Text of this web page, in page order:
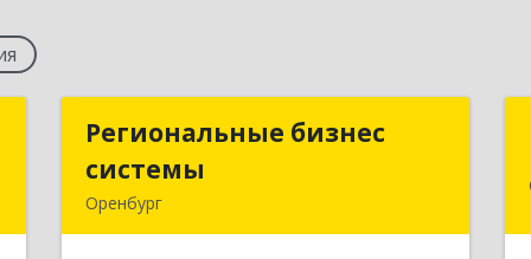
Региональные бизнес
системы
Оренбург
Региональные бизнес